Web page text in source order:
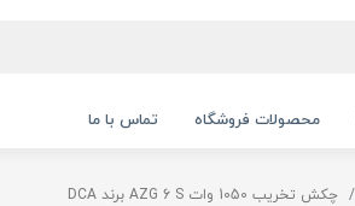
محصولات فروشگاه تماس با ما
چکش تخریب 1050 وات AZG 6 S برند DCA